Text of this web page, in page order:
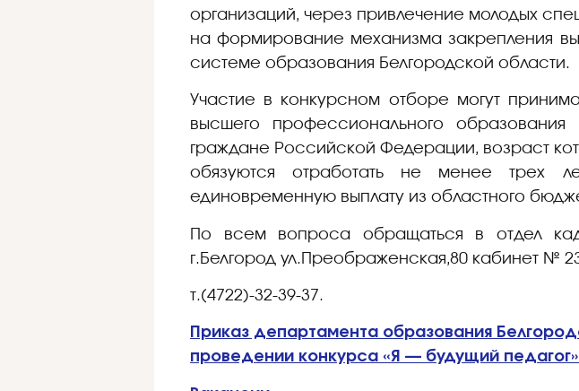
организаций, через привлечение молодых
на формирование механизма закрепления
системе образования Белгородской области.
Участие в конкурсном отборе могут
высшего профессионального образования
граждане Российской Федерации, возраст
обязуются отработать не менее трех
единовременную выплату из областного
По всем вопроса обращаться в отдел
г.Белгород ул.Преображенская,80 кабинет №
т.(4722)-32-39-37.
Приказ департамента образования
проведении конкурса «Я — будущий педагог»